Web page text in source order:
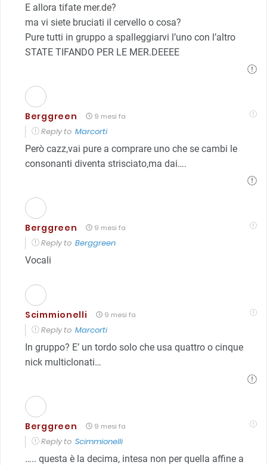
E allora tifate mer.de?
ma vi siete bruciati il cervello o cosa?
Pure tutti in gruppo a spalleggiarvi l’uno con l’altro
STATE TIFANDO PER LE MER.DEEEE
Berggreen 9 mesi fa
Reply to Marcorti
Però cazz,vai pure a comprare uno che se cambi le
consonanti diventa strisciato,ma dai….
Berggreen 9 mesi fa
Reply to Berggreen
Vocali
Scimmionelli 9 mesi fa
Reply to Marcorti
In gruppo? E’ un tordo solo che usa quattro o cinque
nick multiclonati…
Berggreen 9 mesi fa
Reply to Scimmionelli
….. questa è la decima, intesa non per quella affine a